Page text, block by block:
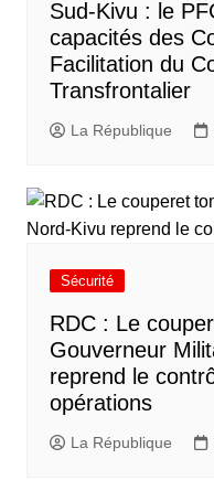
Sud-Kivu : le
capacités des
Facilitation du
Transfrontalier
La République
Sécurité
RDC : Le
Gouverneur
reprend le
opérations
La République